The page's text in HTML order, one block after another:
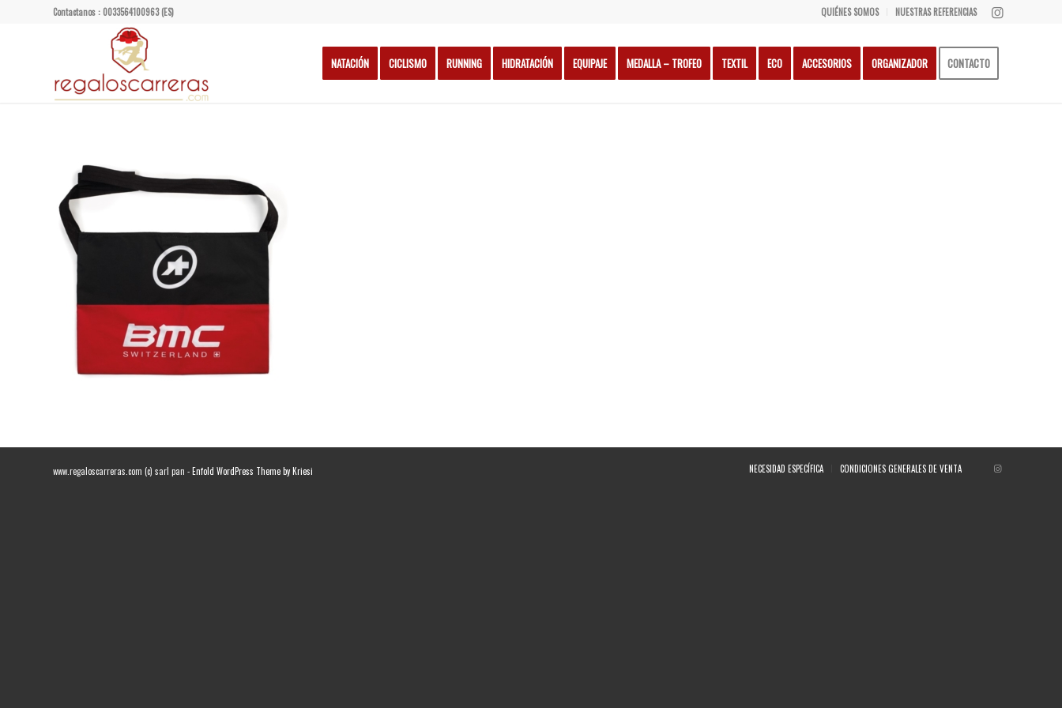
QUIÉNES SOMOS NUESTRAS REFERENCIAS
Contactanos : 0033564100963 (ES)
NATACIÓN CICLISMO RUNNING HIDRATACIÓN EQUIPAJE MEDALLA – TROFEO TEXTIL ECO ACCESORIOS ORGANIZADOR CONTACTO
www.regaloscarreras.com (c) sarl pan -Enfold WordPress Theme by Kriesi NECESIDAD ESPECÍFICA CONDICIONES GENERALES DE VENTA